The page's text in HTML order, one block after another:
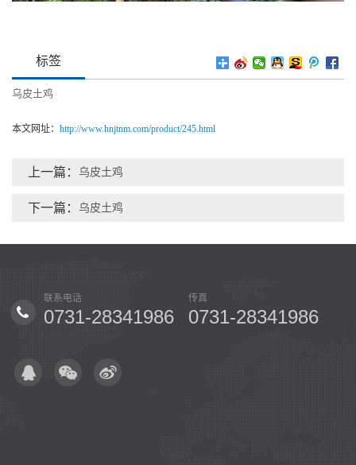
标签
乌皮土鸡
本文网址： http://www.hnjtnm.com/product/245.html
上一篇： 乌皮土鸡
下一篇： 乌皮土鸡
联系电话
0731-28341986
传真
0731-28341986